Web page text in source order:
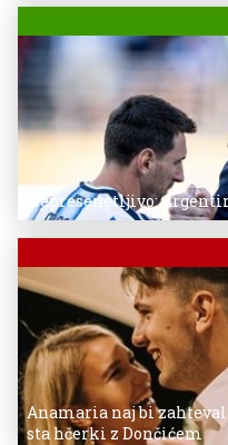
Nepresenetljivo:
Anamaria naj bi
sta hčerki z Dončićem